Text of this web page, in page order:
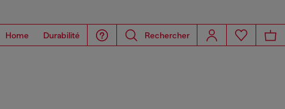
Home Durabilité Rechercher